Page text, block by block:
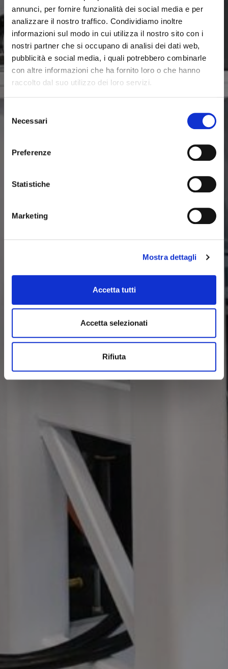
annunci, per fornire funzionalità dei social media e per
analizzare il nostro traffico. Condividiamo inoltre
informazioni sul modo in cui utilizza il nostro sito con i
nostri partner che si occupano di analisi dei dati web,
pubblicità e social media, i quali potrebbero combinarle
con altre informazioni che ha fornito loro o che hanno
raccolto dal suo utilizzo dei loro servizi.
delNecessari
Preferenze
Statistiche
Marketing
Mostra dettagli
Accetta tutti
Accetta selezionati
Rifiuta